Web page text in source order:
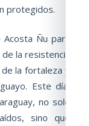
protegidos.
Ñu para
la resistencia
la fortaleza y
Este día,
no solo
sino que